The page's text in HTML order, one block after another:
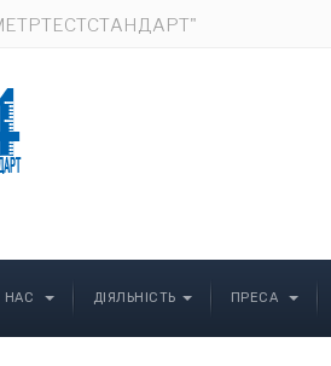
НАС ДІЯЛЬНІСТЬ ПРЕСА